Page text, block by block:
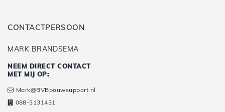
CONTACTPERSOON
MARK BRANDSEMA
NEEM DIRECT CONTACT
MET MIJ OP:
Mark@BVBbouwsupport.nl
088-3131431